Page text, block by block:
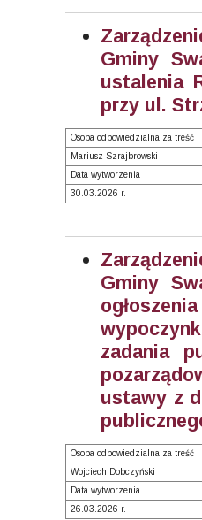
Gminy
ustalenia
przy ul.
Osoba odpowiedzialna za treść
Mariusz Szrajbrowski
Data wytworzenia
30.03.2026 r.
Gminy
zadania
ustawy z
Osoba odpowiedzialna za treść
Wojciech Dobczyński
Data wytworzenia
26.03.2026 r.